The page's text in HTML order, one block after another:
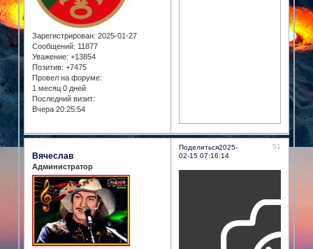
Зарегистрирован: 2025-01-27
Сообщений: 11877
Уважение: +13854
Позитив: +7475
Провел на форуме:
1 месяц 0 дней
Последний визит:
Вчера 20:25:54
Поделиться 51
2025-
02-15 07:16:14
Вячеслав
Администратор